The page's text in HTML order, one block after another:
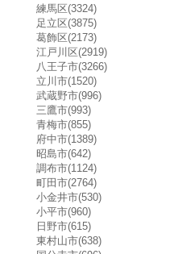
練馬区(3324)
足立区(3875)
葛飾区(2173)
江戸川区(2919)
八王子市(3266)
立川市(1520)
武蔵野市(996)
三鷹市(993)
青梅市(855)
府中市(1389)
昭島市(642)
調布市(1124)
町田市(2764)
小金井市(530)
小平市(960)
日野市(615)
東村山市(638)